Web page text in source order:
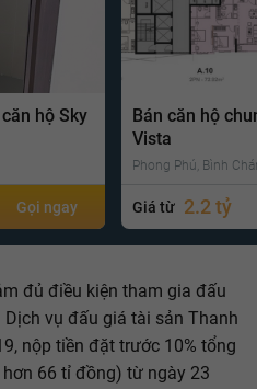
hộ Sky
Gọi ngay
Bán căn hộ
Vista
Phong Phú, Bình
Giá từ 2.2 tỷ
đủ điều kiện tham gia đấu
vụ đấu giá tài sản Thanh
nộp tiền đặt trước 10% tổng
66 tỉ đồng) từ ngày 23